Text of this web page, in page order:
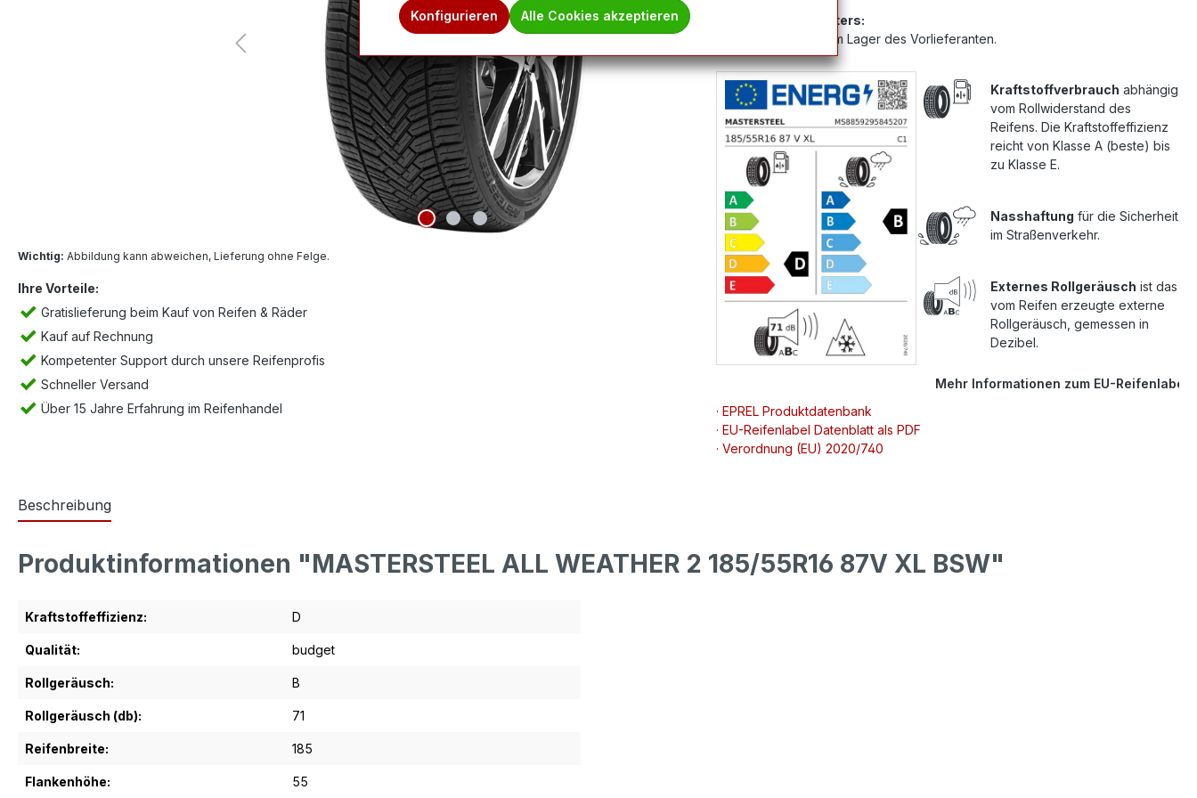
Wichtig: Abbildung kann abweichen, Lieferung ohne Felge.
Ihre Vorteile:
Gratislieferung beim Kauf von Reifen & Räder
Kauf auf Rechnung
Kompetenter Support durch unsere Reifenprofis
Schneller Versand
Über 15 Jahre Erfahrung im Reifenhandel
Hinweis des Anbieters:
Ware befindet sich im Lager des Vorlieferanten.
Kraftstoffverbrauch abhängig
vom Rollwiderstand des
Reifens. Die Kraftstoffeffizienz
reicht von Klasse A (beste) bis
zu Klasse E.
Nasshaftung für die Sicherheit
im Straßenverkehr.
Externes Rollgeräusch ist das
vom Reifen erzeugte externe
Rollgeräusch, gemessen in
Dezibel.
Mehr Informationen zum EU-Reifenlabel
· EPREL Produktdatenbank
· EU-Reifenlabel Datenblatt als PDF
· Verordnung (EU) 2020/740
Beschreibung
Produktinformationen "MASTERSTEEL ALL WEATHER 2 185/55R16 87V XL BSW"
Kraftstoffeffizienz: D
Qualität: budget
Rollgeräusch: B
Rollgeräusch (db): 71
Reifenbreite: 185
Flankenhöhe: 55
Konfigurieren Alle Cookies akzeptieren